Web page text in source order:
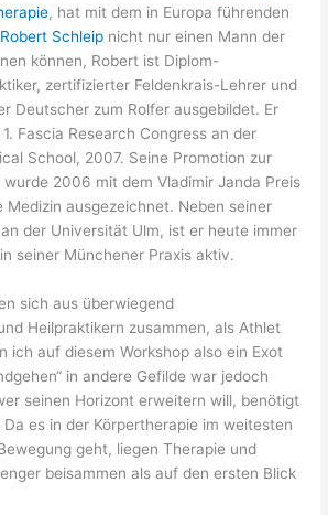
, hat mit dem in Europa führenden
Schleip nicht nur einen Mann der
können, Robert ist Diplom-
zertifizierter Feldenkrais-Lehrer und
Deutscher zum Rolfer ausgebildet. Er
Fascia Research Congress an der
School, 2007. Seine Promotion zur
2006 mit dem Vladimir Janda Preis
Medizin ausgezeichnet. Neben seiner
der Universität Ulm, ist er heute immer
seiner Münchener Praxis aktiv.
sich aus überwiegend
Heilpraktikern zusammen, als Athlet
ich auf diesem Workshop also ein Exot
in andere Gefilde war jedoch
seinen Horizont erweitern will, benötigt
es in der Körpertherapie im weitesten
geht, liegen Therapie und
beisammen als auf den ersten Blick